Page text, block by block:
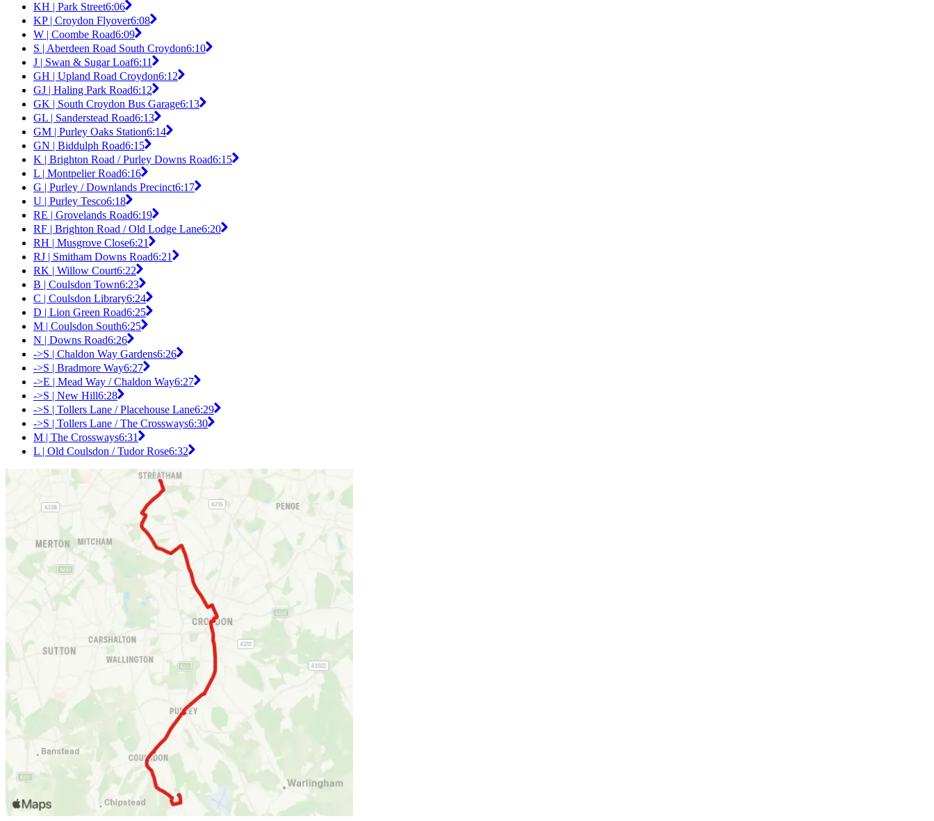
KH | Park Street6:06
KP | Croydon Flyover6:08
W | Coombe Road6:09
S | Aberdeen Road South Croydon6:10
J | Swan & Sugar Loaf6:11
GH | Upland Road Croydon6:12
GJ | Haling Park Road6:12
GK | South Croydon Bus Garage6:13
GL | Sanderstead Road6:13
GM | Purley Oaks Station6:14
GN | Biddulph Road6:15
K | Brighton Road / Purley Downs Road6:15
L | Montpelier Road6:16
G | Purley / Downlands Precinct6:17
U | Purley Tesco6:18
RE | Grovelands Road6:19
RF | Brighton Road / Old Lodge Lane6:20
RH | Musgrove Close6:21
RJ | Smitham Downs Road6:21
RK | Willow Court6:22
B | Coulsdon Town6:23
C | Coulsdon Library6:24
D | Lion Green Road6:25
M | Coulsdon South6:25
N | Downs Road6:26
->S | Chaldon Way Gardens6:26
->S | Bradmore Way6:27
->E | Mead Way / Chaldon Way6:27
->S | New Hill6:28
->S | Tollers Lane / Placehouse Lane6:29
->S | Tollers Lane / The Crossways6:30
M | The Crossways6:31
L | Old Coulsdon / Tudor Rose6:32